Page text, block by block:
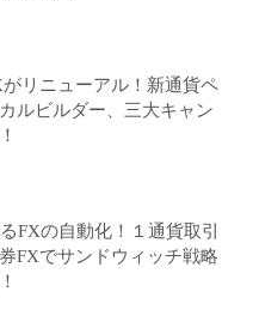
がリニューアル！新通貨ペ
ルビルダー、三大キャン
FXの自動化！１通貨取引
FXでサンドウィッチ戦略